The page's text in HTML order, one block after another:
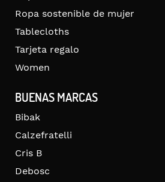
Ropa sostenible de mujer
Tablecloths
Tarjeta regalo
Women
BUENAS MARCAS
Bibak
Calzefratelli
Cris B
Debosc